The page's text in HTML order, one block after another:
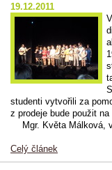
19.12.2011
studenti vytvořili za
z prodeje bude použit
Mgr. Květa Málková,
Celý článek